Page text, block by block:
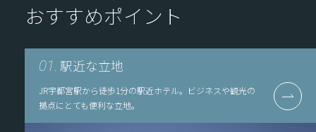
おすすめポイント
01. 駅近な立地
JR宇都宮駅から徒歩1分の駅近ホテル。ビジネスや観光の
拠点にとても便利な立地。